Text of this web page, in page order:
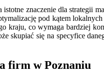
znaczenie dla strategii
pod kątem
kraju, co wymaga bardziej
skupiać się na specyfice
firm w Poznaniu